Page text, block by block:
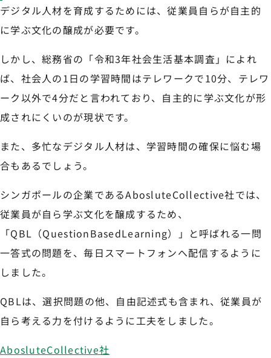
デジタル人材を育成するためには、従業員自らが自主的
に学ぶ文化の醸成が必要です。
しかし、総務省の「令和3年社会生活基本調査」によれ
ば、社会人の1日の学習時間はテレワークで10分、テレワ
ーク以外で4分だと言われており、自主的に学ぶ文化が形
成されにくいのが現状です。
また、多忙なデジタル人材は、学習時間の確保に悩む場
合もあるでしょう。
シンガポールの企業であるAbosluteCollective社では、
従業員が自ら学ぶ文化を醸成するため、
「QBL（QuestionBasedLearning）」と呼ばれる一問
一答式の問題を、毎日スマートフォンへ配信するように
しました。
QBLは、選択問題の他、自由記述式も含まれ、従業員が
自ら考える力を付けるように工夫をしました。
AbosluteCollective社